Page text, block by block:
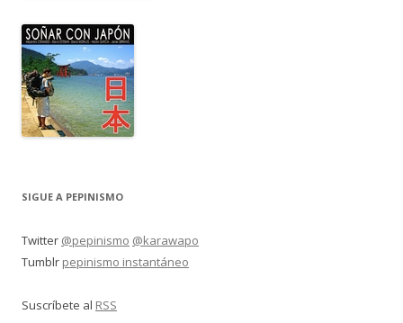
SIGUE A PEPINISMO
Twitter @pepinismo @karawapo
Tumblr pepinismo instantáneo
Suscríbete al RSS